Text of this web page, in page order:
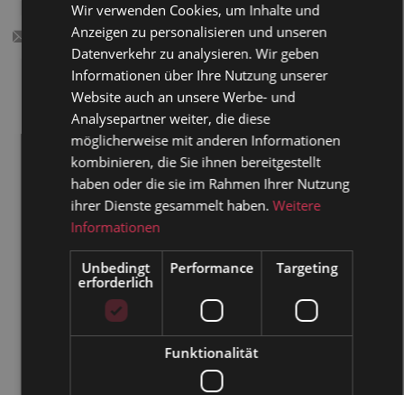
Kupfermünzen oder Kupferdraht
Der metallische Geruch von Kupfer ist für
Wespen ein echter Abturner. Einfach ein paar
alte 1- und 2-Cent-Stücke auf dem Tisch
auslegen oder feinen Kupferdraht aufhängen –
schon überlegen sich die Wespen zweimal, ob
sich der Besuch lohnt. So lassen sich Wespen
vertreiben, ohne dass man gleich zur
Insektenabwehr-Bastelgruppe wird.
Wasser marsch? Lieber nicht
Ein weitverbreiteter Mythos besagt:
„Wespennest einfach mit Wasser abspritzen!“
Bitte nicht! Das kann gefährlich werden – für
dich, die Wespen und dein Dach. Denn sobald
sich die Tiere bedroht fühlen, reagieren sie
aggressiv und greifen an.
Wir verwenden Cookies, um Inhalte und
Anzeigen zu personalisieren und unseren
Datenverkehr zu analysieren. Wir geben
Informationen über Ihre Nutzung unserer
Website auch an unsere Werbe- und
Analysepartner weiter, die diese
möglicherweise mit anderen Informationen
kombinieren, die Sie ihnen bereitgestellt
haben oder die sie im Rahmen Ihrer Nutzung
ihrer Dienste gesammelt haben.Weitere
Informationen
Unbedingt
erforderlich
Performance Targeting
Funktionalität